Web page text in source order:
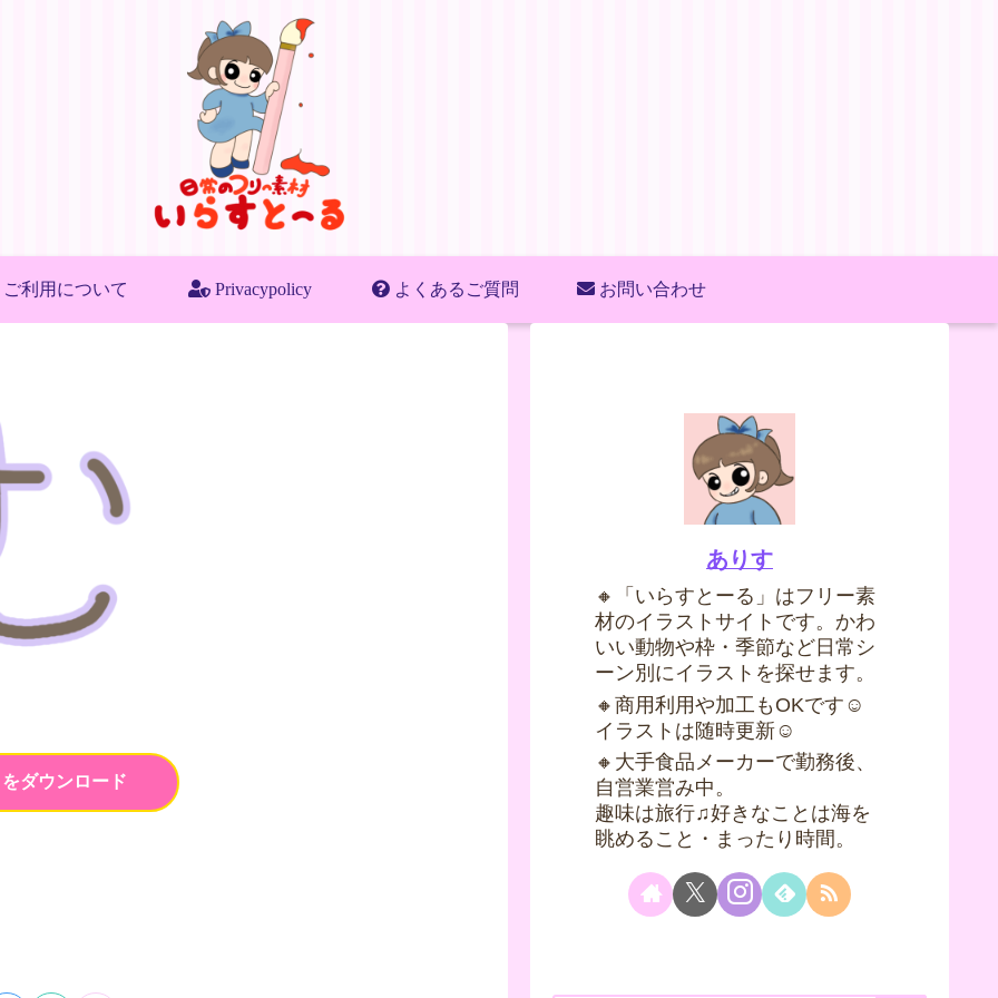
ご利用について Privacypolicy よくあるご質問 お問い合わせ
ダウンロード
ありす
🔸「いらすとーる」はフリー素
材のイラストサイトです。かわ
いい動物や枠・季節など日常シ
ーン別にイラストを探せます。
🔸商用利用や加工もOKです☺
イラストは随時更新☺
🔸大手食品メーカーで勤務後、
自営業営み中。
趣味は旅行♫好きなことは海を
眺めること・まったり時間。